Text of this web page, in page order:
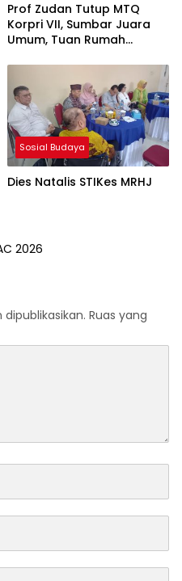
Prof Zudan Tutup MTQ
Korpri VII, Sumbar Juara
Umum, Tuan Rumah
Sosial Budaya
Dies Natalis STIKes MRHJ
Ruas yang